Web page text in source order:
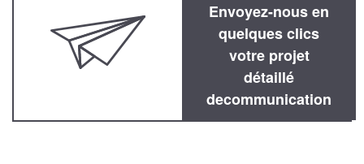
Envoyez-nous en
quelques clics
votre projet
détaillé
decommunication